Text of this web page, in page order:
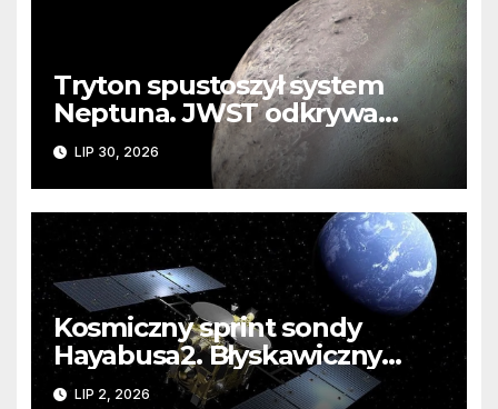
Tryton spustoszył system
Neptuna. JWST odkrywa
ślady kosmicznej katastrofy i
zaginionego lodu
LIP 30, 2026
Kosmiczny sprint sondy
Hayabusa2. Błyskawiczny
przelot koło Torifune to test
LIP 2, 2026